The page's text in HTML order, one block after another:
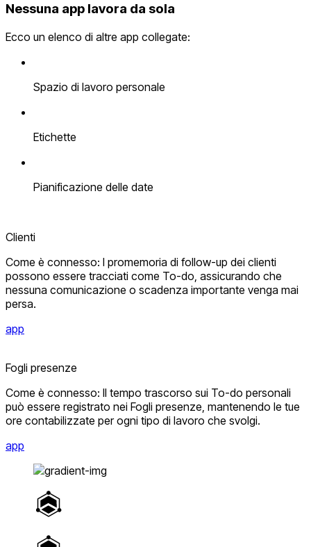
Nessuna app lavora da sola
Ecco un elenco di altre app collegate:
Spazio di lavoro personale
Etichette
Pianificazione delle date
Clienti
Come è connesso: I promemoria di follow-up dei clienti
possono essere tracciati come To-do, assicurando che
nessuna comunicazione o scadenza importante venga mai
persa.
app
Fogli presenze
Come è connesso: Il tempo trascorso sui To-do personali
può essere registrato nei Fogli presenze, mantenendo le tue
ore contabilizzate per ogni tipo di lavoro che svolgi.
app